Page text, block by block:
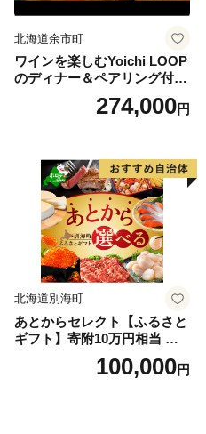
北海道余市町
ワインを楽しむYoichi LOOP
のディナー＆ペアリング付宿
泊プラン＜デラックスツイン
274,000円
北海道別海町
あとからセレクト【ふるさと
ギフト】寄附10万円相当 あ
とから選べる！ ギフト いく
ら ほたて 海鮮 牛肉 別海町
100,000円